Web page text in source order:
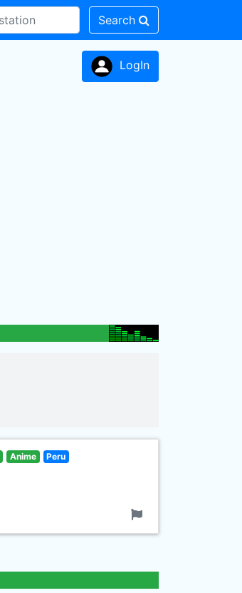
Search
LogIn
Anime Peru